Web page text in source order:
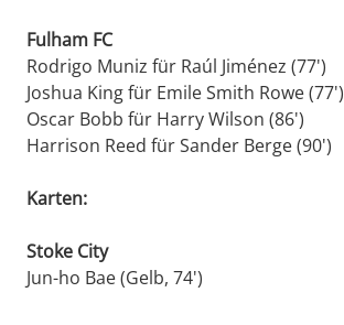
Fulham FC
Rodrigo Muniz für Raúl Jiménez (77')
Joshua King für Emile Smith Rowe (77')
Oscar Bobb für Harry Wilson (86')
Harrison Reed für Sander Berge (90')
Karten:
Stoke City
Jun-ho Bae (Gelb, 74')